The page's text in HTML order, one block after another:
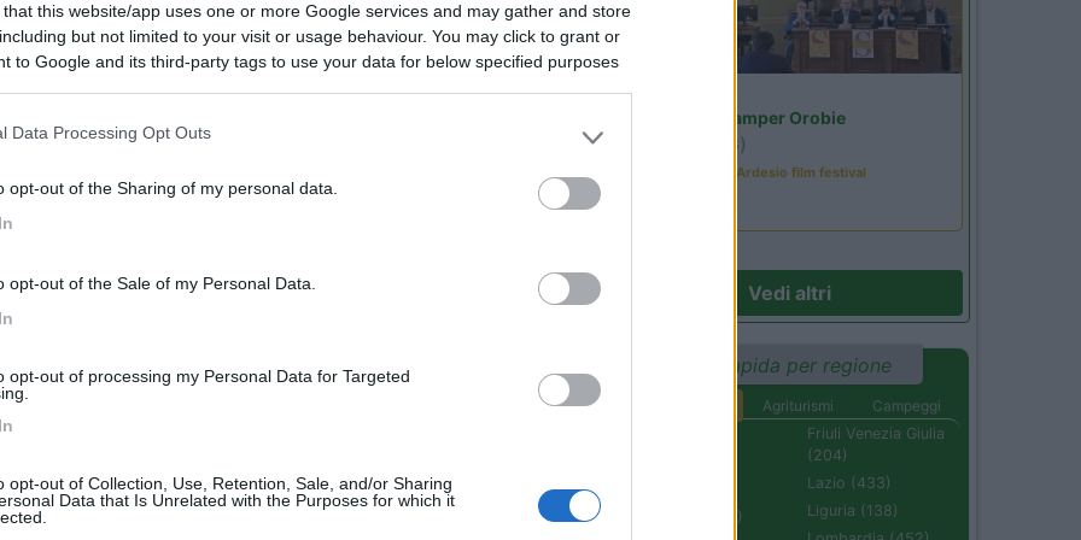
that this website/app uses one or more Google services and may gather and store
but not limited to your visit or usage behaviour. You may click to grant or
to Google and its third-party tags to use your data for below specified purposes
Data Processing Opt Outs
opt-out of the Sharing of my personal data.
opt-out of the Sale of my Personal Data.
opt-out of processing my Personal Data for Targeted
opt-out of Collection, Use, Retention, Sale, and/or Sharing
Data that Is Unrelated with the Purposes for which it
16/09/2018 11:18
per la sosta notturna. Non ci sono servizi, è un
Utile per visitare Arhus con autobus 18 (passa ogni
per il vicino museo "Moesgaard Museum" che spiega
preistoria ai giorni nostri del genere umano.
Posizione Trasporti
Area Sosta Camper Orobie
(BG)
Sacrae Scenae - Ardesio film festival
Vedi altri
Ricerca rapida per regione
Agriturismi
Campeggi
Campania (236)
Friuli Venezia Giulia
(204)
Lazio (433)
Liguria (138)